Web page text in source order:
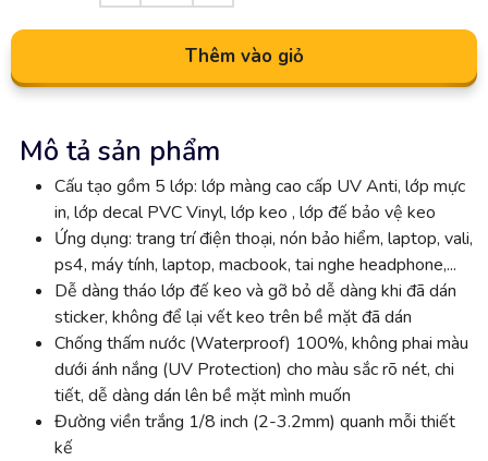
Thêm vào giỏ
Mô tả sản phẩm
Cấu tạo gồm 5 lớp: lớp màng cao cấp UV Anti, lớp mực
in, lớp decal PVC Vinyl, lớp keo , lớp đế bảo vệ keo
Ứng dụng: trang trí điện thoại, nón bảo hiểm, laptop, vali,
ps4, máy tính, laptop, macbook, tai nghe headphone,...
Dễ dàng tháo lớp đế keo và gỡ bỏ dễ dàng khi đã dán
sticker, không để lại vết keo trên bề mặt đã dán
Chống thấm nước (Waterproof) 100%, không phai màu
dưới ánh nắng (UV Protection) cho màu sắc rõ nét, chi
tiết, dễ dàng dán lên bề mặt mình muốn
Đường viền trắng 1/8 inch (2-3.2mm) quanh mỗi thiết
kế